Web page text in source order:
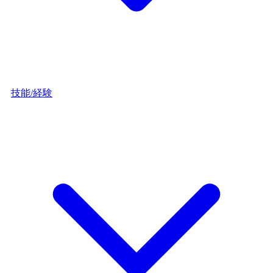
技能/経験